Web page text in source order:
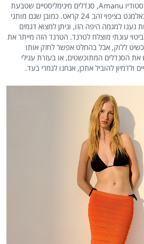
דגם יפה במיוחד מצאנו בסטודיו Amanu, סנדלים מינימליסטיים שטבעת
האצבע שלהם מעוטרת באלמנט בציפוי זהב 24 קראט. כמובן שגם מותגי
נענו למגמה היפה הזו, וניתן למצוא דגמים
עונתי מוצלח לטרנד. הטרנד הזה מייתר את
ללוק, אבל בהחלט אפשר לחזק אותו
הסנדלים המתוכשטים, או בעזרת עגילי
ולדמיון להוביל אתכן, אנחנו לגמרי בעד.